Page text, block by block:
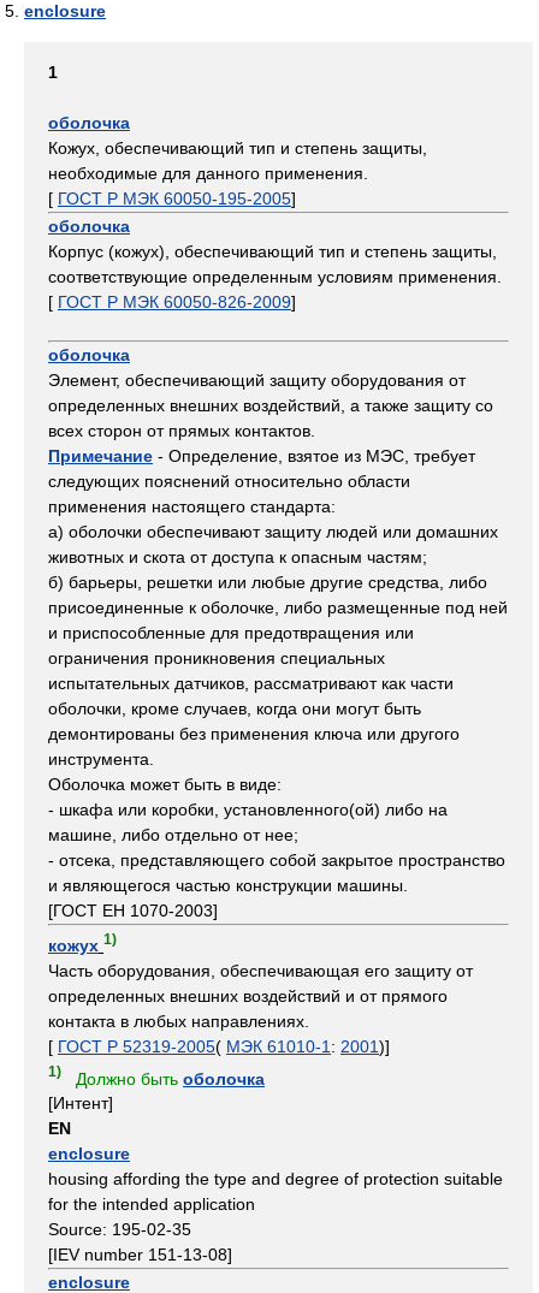
enclosure
1
оболочка
Кожух, обеспечивающий тип и степень защиты,
необходимые для данного применения.
[ ГОСТ Р МЭК 60050-195-2005]
оболочка
Корпус (кожух), обеспечивающий тип и степень защиты,
соответствующие определенным условиям применения.
[ ГОСТ Р МЭК 60050-826-2009]
оболочка
Элемент, обеспечивающий защиту оборудования от
определенных внешних воздействий, а также защиту со
всех сторон от прямых контактов.
Примечание - Определение, взятое из МЭС, требует
следующих пояснений относительно области
применения настоящего стандарта:
а) оболочки обеспечивают защиту людей или домашних
животных и скота от доступа к опасным частям;
б) барьеры, решетки или любые другие средства, либо
присоединенные к оболочке, либо размещенные под ней
и приспособленные для предотвращения или
ограничения проникновения специальных
испытательных датчиков, рассматривают как части
оболочки, кроме случаев, когда они могут быть
демонтированы без применения ключа или другого
инструмента.
Оболочка может быть в виде:
- шкафа или коробки, установленного(ой) либо на
машине, либо отдельно от нее;
- отсека, представляющего собой закрытое пространство
и являющегося частью конструкции машины.
[ГОСТ ЕН 1070-2003]
кожух 1)
Часть оборудования, обеспечивающая его защиту от
определенных внешних воздействий и от прямого
контакта в любых направлениях.
[ ГОСТ Р 52319-2005( МЭК 61010-1 : 2001)]
1) Должно быть оболочка
[Интент]
EN
enclosure
housing affording the type and degree of protection suitable
for the intended application
Source: 195-02-35
[IEV number 151-13-08]
enclosure